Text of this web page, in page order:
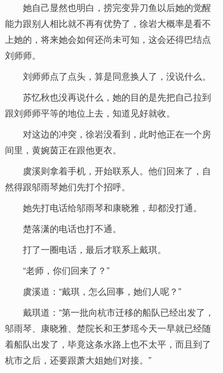
她自己显然也明白，捞完变异刀鱼以后她的觉醒
能力跟别人相比就不再有优势了，徐岩大概率是看不
上她的，将来她会如何还尚未可知，这会还得巴结点
刘师师。
刘师师点了点头，算是同意换人了，没说什么。
苏忆秋也没再说什么，她的目的是先把自己拉到
跟刘师师平等的地位上去，知道见好就收。
对这边的冲突，徐岩没看到，此时他正在一个房
间里，黄婉茵正在跟他更衣。
虞溪则拿着手机，开始联系人。他们回来了，自
然得跟邬雨琴她们先打个招呼。
她先打电话给邬雨琴和康晓雅，却都没打通。
楚落潇的电话也打不通。
打了一圈电话，最后才联系上戴琪。
“老师，你们回来了？”
虞溪道：“戴琪，怎么回事，她们人呢？”
戴琪道：“第一批向杭市迁移的船队已经出发了，
邬雨琴、康晓雅、楚院长和王梦瑶今天一早就已经随
着船队出发了，毕竟这条水路上也不太平，而且到了
杭市之后，还要跟萧大姐她们对接。”